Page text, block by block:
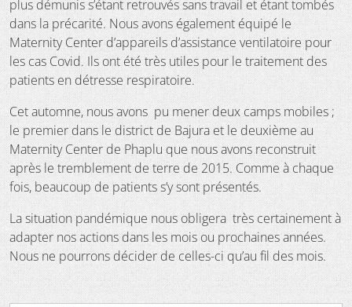
plus démunis s’étant retrouvés sans travail et étant tombés
dans la précarité. Nous avons également équipé le
Maternity Center d’appareils d’assistance ventilatoire pour
les cas Covid. Ils ont été très utiles pour le traitement des
patients en détresse respiratoire.
Cet automne, nous avons pu mener deux camps mobiles ;
le premier dans le district de Bajura et le deuxième au
Maternity Center de Phaplu que nous avons reconstruit
après le tremblement de terre de 2015. Comme à chaque
fois, beaucoup de patients s’y sont présentés.
La situation pandémique nous obligera très certainement à
adapter nos actions dans les mois ou prochaines années.
Nous ne pourrons décider de celles-ci qu’au fil des mois.